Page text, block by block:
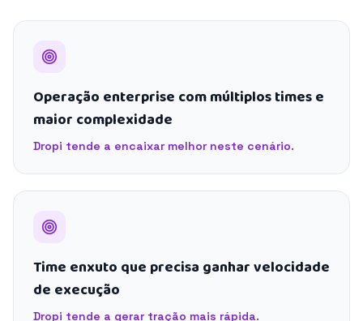
Operação enterprise com múltiplos times e
maior complexidade
Dropi tende a encaixar melhor neste cenário.
Time enxuto que precisa ganhar velocidade
de execução
Dropi tende a gerar tração mais rápida.